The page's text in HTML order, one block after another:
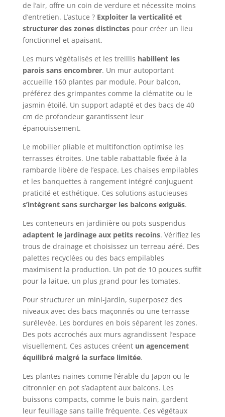
de l’air, offre un coin de verdure et nécessite moins
d’entretien. L’astuce ? Exploiter la verticalité et
structurer des zones distinctespour créer un lieu
fonctionnel et apaisant.
Les murs végétalisés et les treillis habillent les
parois sans encombrer. Un mur autoportant
accueille 160 plantes par module. Pour balcon,
préférez des grimpantes comme la clématite ou le
jasmin étoilé. Un support adapté et des bacs de 40
cm de profondeur garantissent leur
épanouissement.
Le mobilier pliable et multifonction optimise les
terrasses étroites. Une table rabattable fixée à la
rambarde libère de l’espace. Les chaises empilables
et les banquettes à rangement intégré conjuguent
praticité et esthétique. Ces solutions astucieuses
s’intègrent sans surcharger les balcons exiguës.
Les conteneurs en jardinière ou pots suspendus
adaptent le jardinage aux petits recoins. Vérifiez les
trous de drainage et choisissez un terreau aéré. Des
palettes recyclées ou des bacs empilables
maximisent la production. Un pot de 10 pouces suffit
pour la laitue, un plus grand pour les tomates.
Pour structurer un mini-jardin, superposez des
niveaux avec des bacs maçonnés ou une terrasse
surélevée. Les bordures en bois séparent les zones.
Des pots accrochés aux murs agrandissent l’espace
visuellement. Ces astuces créent un agencement
équilibré malgré la surface limitée.
Les plantes naines comme l’érable du Japon ou le
citronnier en pot s’adaptent aux balcons. Les
buissons compacts, comme le buis nain, gardent
leur feuillage sans taille fréquente. Ces végétaux